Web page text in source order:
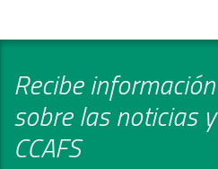
Recibe
sobre las noticias
CCAFS